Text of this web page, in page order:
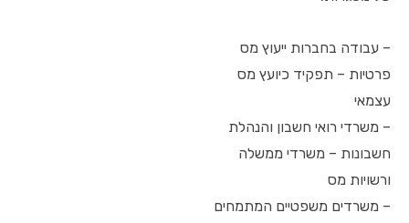
– עבודה בחברות ייעוץ מס
פרטיות – תפקיד כיועץ מס
עצמאי
– משרדי רואי חשבון והנהלת
חשבונות – משרדי ממשלה
ורשויות מס
– משרדים משפטיים המתמחים